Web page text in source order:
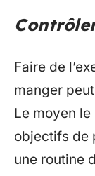
Faire de
manger
Le moyen
objectifs de
une routine